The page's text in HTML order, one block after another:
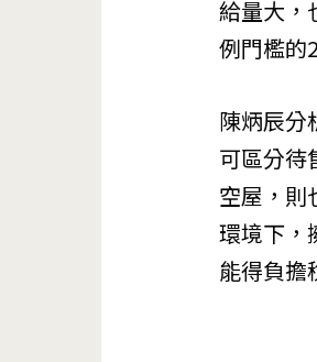
給量大，
例門檻的
陳炳辰分
可區分待
空屋，則
環境下，
能得負擔